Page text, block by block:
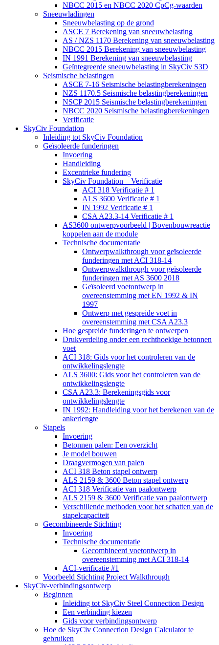
NBCC 2015 en NBCC 2020 CpCg-waarden
Sneeuwladingen
Sneeuwbelasting op de grond
ASCE 7 Berekening van sneeuwbelasting
AS / NZS 1170 Berekening van sneeuwbelasting
NBCC 2015 Berekening van sneeuwbelasting
IN 1991 Berekening van sneeuwbelasting
Geïntegreerde sneeuwbelasting in SkyCiv S3D
Seismische belastingen
ASCE 7-16 Seismische belastingberekeningen
NZS 1170.5 Seismische belastingberekeningen
NSCP 2015 Seismische belastingberekeningen
NBCC 2020 Seismische belastingberekeningen
Verificatie
SkyCiv Foundation
Inleiding tot SkyCiv Foundation
Geïsoleerde funderingen
Invoering
Handleiding
Excentrieke fundering
SkyCiv Foundation – Verificatie
ACI 318 Verificatie # 1
ALS 3600 Verificatie # 1
IN 1992 Verificatie # 1
CSA A23.3-14 Verificatie # 1
AS3600 ontwerpvoorbeeld | Bovenbouwreactie
koppelen aan de module
Technische documentatie
Ontwerpwalkthrough voor geïsoleerde
funderingen met ACI 318-14
Ontwerpwalkthrough voor geïsoleerde
funderingen met AS 3600 2018
Geïsoleerd voetontwerp in
overeenstemming met EN 1992 & IN
1997
Ontwerp met gespreide voet in
overeenstemming met CSA A23.3
Hoe gespreide funderingen te ontwerpen
Drukverdeling onder een rechthoekige betonnen
voet
ACI 318: Gids voor het controleren van de
ontwikkelingslengte
ALS 3600: Gids voor het controleren van de
ontwikkelingslengte
CSA A23.3: Berekeningsgids voor
ontwikkelingslengte
IN 1992: Handleiding voor het berekenen van de
ankerlengte
Stapels
Invoering
Betonnen palen: Een overzicht
Je model bouwen
Draagvermogen van palen
ACI 318 Beton stapel ontwerp
ALS 2159 & 3600 Beton stapel ontwerp
ACI 318 Verificatie van paalontwerp
ALS 2159 & 3600 Verificatie van paalontwerp
Verschillende methoden voor het schatten van de
stapelcapaciteit
Gecombineerde Stichting
Invoering
Technische documentatie
Gecombineerd voetontwerp in
overeenstemming met ACI 318-14
ACI-verificatie #1
Voorbeeld Stichting Project Walkthrough
SkyCiv-verbindingsontwerp
Beginnen
Inleiding tot SkyCiv Steel Connection Design
Een verbinding kiezen
Gids voor verbindingsontwerp
Hoe de SkyCiv Connection Design Calculator te
gebruiken